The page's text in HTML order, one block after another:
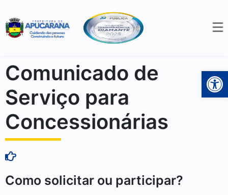
Comunicado de
Serviço para
Concessionárias
Como solicitar ou participar?